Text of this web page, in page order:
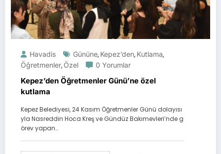
Havadis Gününe, Kepez’den, Kutlama,
Öğretmenler, Özel 0 Yorumlar
Kepez’den Öğretmenler Günü’ne özel
kutlama
Kepez Belediyesi, 24 Kasım Öğretmenler Günü dolayısı
yla Nasreddin Hoca Kreş ve Gündüz Bakımevleri’nde g
örev yapan…